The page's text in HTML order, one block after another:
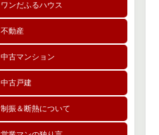
ワンだふるハウス
不動産
中古マンション
中古戸建
制振＆断熱について